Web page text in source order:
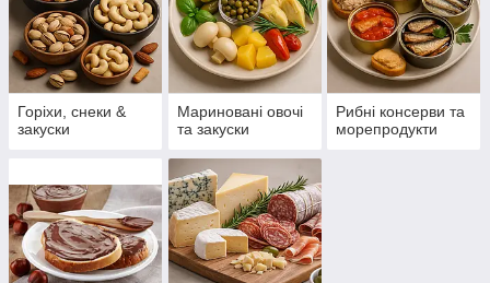
Горіхи, снеки &
закуски
Мариновані овочі
та закуски
Рибні консерви та
морепродукти